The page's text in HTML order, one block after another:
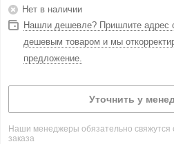
Нет в наличии
Нашли дешевле? Пришлите адрес
дешевым товаром и мы
предложение.
Уточнить у
Наши менеджеры обязательно свяжутся
заказа